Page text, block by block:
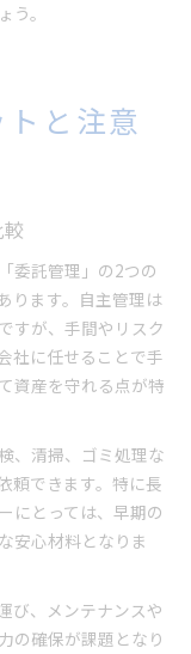
。
と注意
委託管理」の2つの
ります。自主管理は
すが、手間やリスク
社に任せることで手
資産を守れる点が特
、清掃、ゴミ処理な
頼できます。特に長
にとっては、早期の
安心材料となりま
び、メンテナンスや
の確保が課題となり